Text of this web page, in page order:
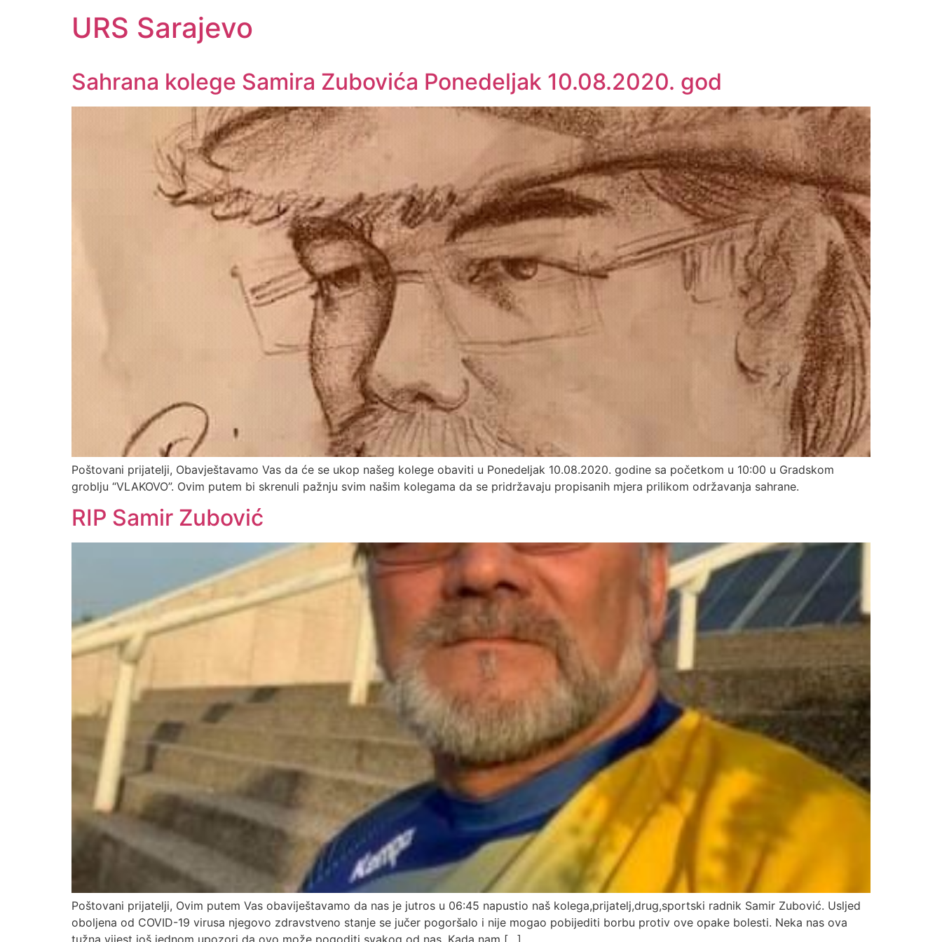
URS Sarajevo
Sahrana kolege Samira Zubovića Ponedeljak 10.08.2020. god
Poštovani prijatelji, Obavještavamo Vas da će se ukop našeg kolege obaviti u Ponedeljak 10.08.2020. godine sa početkom u 10:00 u Gradskom
groblju “VLAKOVO”. Ovim putem bi skrenuli pažnju svim našim kolegama da se pridržavaju propisanih mjera prilikom održavanja sahrane.
RIP Samir Zubović
Poštovani prijatelji, Ovim putem Vas obaviještavamo da nas je jutros u 06:45 napustio naš kolega,prijatelj,drug,sportski radnik Samir Zubović. Usljed
oboljena od COVID-19 virusa njegovo zdravstveno stanje se jučer pogoršalo i nije mogao pobijediti borbu protiv ove opake bolesti. Neka nas ova